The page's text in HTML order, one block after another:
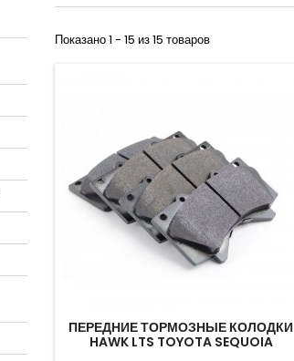
Показано 1 - 15 из 15 товаров
ПЕРЕДНИЕ ТОРМОЗНЫЕ КОЛОДКИ
HAWK LTS TOYOTA SEQUOIA